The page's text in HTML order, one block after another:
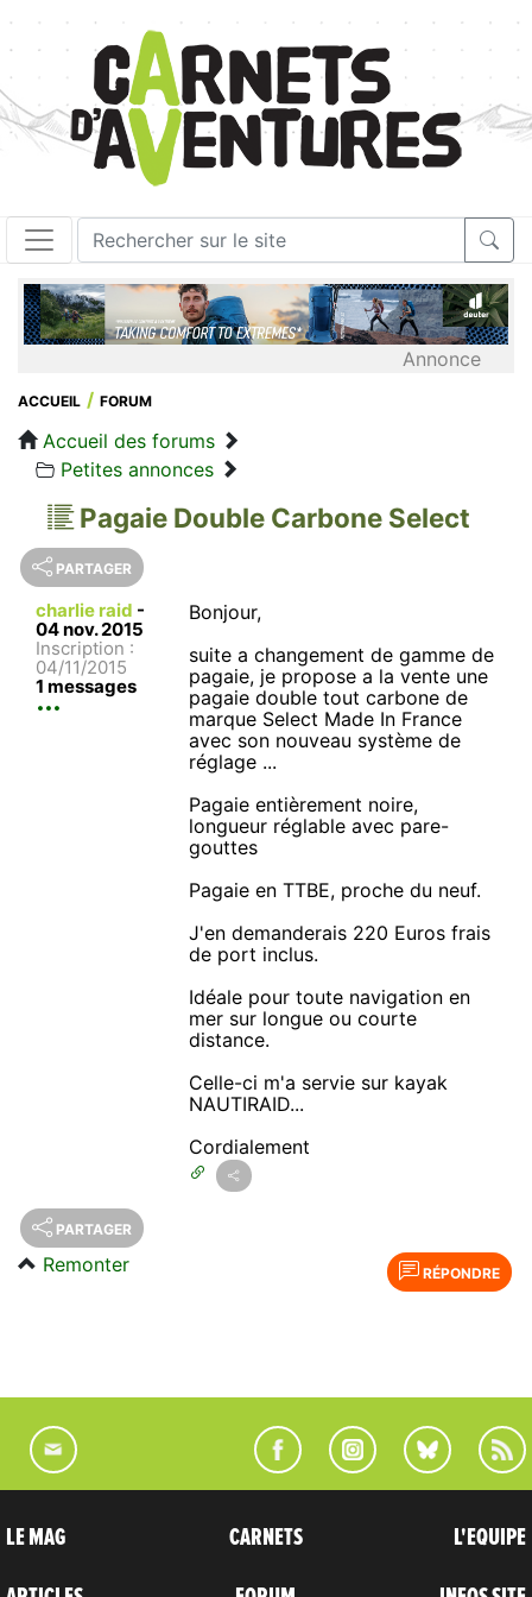
Annonce
ACCUEIL FORUM
Accueil des forums
Petites annonces
Pagaie Double Carbone Select
PARTAGER
charlie raid -
04 nov. 2015
Inscription :
04/11/2015
1 messages
Bonjour,
suite a changement de gamme de
pagaie, je propose a la vente une
pagaie double tout carbone de
marque Select Made In France
avec son nouveau système de
réglage ...
Pagaie entièrement noire,
longueur réglable avec pare-
gouttes
Pagaie en TTBE, proche du neuf.
J'en demanderais 220 Euros frais
de port inclus.
Idéale pour toute navigation en
mer sur longue ou courte
distance.
Celle-ci m'a servie sur kayak
NAUTIRAID...
Cordialement
PARTAGER
RÉPONDRE
Remonter
LE MAG CARNETS L'EQUIPE